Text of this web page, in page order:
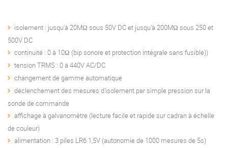
isolement : jusqu'à 20MΩ sous 50V DC et jusqu'à 200MΩ sous 250 et
500V DC
continuité : 0 à 10Ω (bip sonore et protection intégrale sans fusible))
tension TRMS : 0 à 440V AC/DC
changement de gamme automatique
déclenchement des mesures d'isolement par simple pression sur la
sonde de commande
affichage à galvanomètre (lecture facile et rapide sur cadran à échelle
de couleur)
alimentation : 3 piles LR6 1,5V (autonomie de 1000 mesures de 5s)